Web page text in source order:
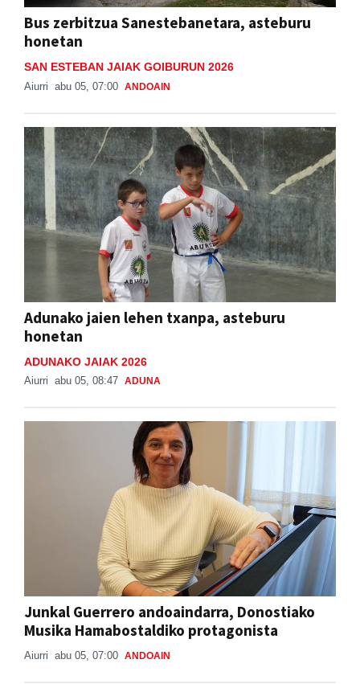
Bus zerbitzua Sanestebanetara, asteburu
honetan
SAN ESTEBAN JAIAK GOIBURUN 2026
Aiurri abu 05, 07:00 ANDOAIN
Adunako jaien lehen txanpa, asteburu
honetan
ADUNAKO JAIAK 2026
Aiurri abu 05, 08:47 ADUNA
Junkal Guerrero andoaindarra, Donostiako
Musika Hamabostaldiko protagonista
Aiurri abu 05, 07:00 ANDOAIN